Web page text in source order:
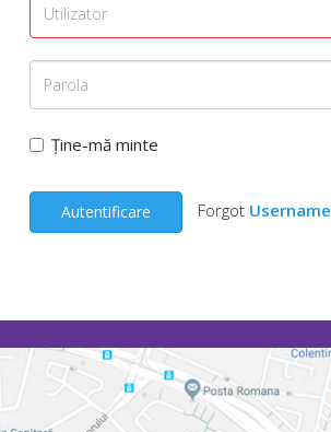
Ține-mă minte
Autentificare Forgot Username